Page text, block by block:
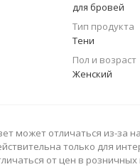
для бровей
Тип продукта
Тени
Пол и возраст
Женский
может отличаться из-за
только для
от цен в